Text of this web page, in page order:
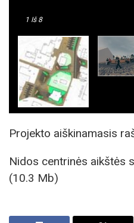
1 Iš 8
Projekto aiškinamasis
Nidos centrinės aikštės
(10.3 Mb)